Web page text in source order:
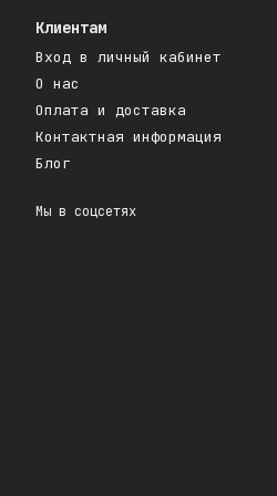
Клиентам
Вход в личный кабинет
О нас
Оплата и доставка
Контактная информация
Блог
Мы в соцсетях